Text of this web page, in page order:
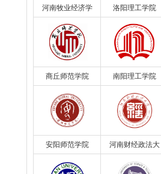
河南牧业经济学
院
洛阳理工学院
商丘师范学院 南阳理工学院
安阳师范学院 河南财经政法大
学